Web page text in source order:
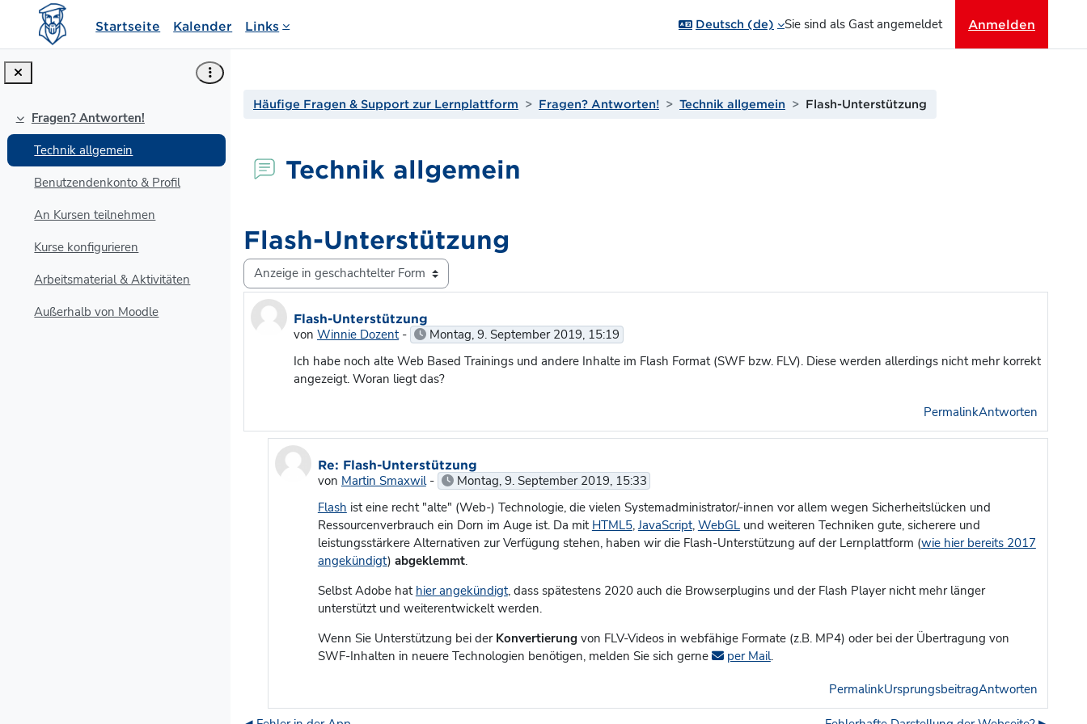
Zum Hauptinhalt
Startseite Kalender Links Deutsch ‎(de)‎ Sie sind als Gast angemeldet Anmelden
Einklappen
Fragen? Antworten!
Technik allgemein
Benutzendenkonto & Profil
An Kursen teilnehmen
Kurse konfigurieren
Arbeitsmaterial & Aktivitäten
Außerhalb von Moodle
Häufige Fragen & Support zur Lernplattform Fragen? Antworten! Technik allgemein Flash-Unterstützung
Technik allgemein
Flash-Unterstützung
Anzeigemodus
Flash-Unterstützung
von Winnie Dozent- Montag, 9. September 2019, 15:19
Ich habe noch alte Web Based Trainings und andere Inhalte im Flash Format (SWF bzw. FLV). Diese werden allerdings nicht mehr korrekt
angezeigt. Woran liegt das?
PermalinkAntworten
Re: Flash-Unterstützung
von Martin Smaxwil-
Montag, 9. September 2019, 15:33
Flash ist eine recht "alte" (Web-) Technologie, die vielen Systemadministrator/-innen vor allem wegen Sicherheitslücken und
Ressourcenverbrauch ein Dorn im Auge ist. Da mit HTML5,JavaScript, WebGLund weiteren Techniken gute, sicherere und
leistungsstärkere Alternativen zur Verfügung stehen, haben wir die Flash-Unterstützung auf der Lernplattform (wie hier bereits 2017
angekündigt) abgeklemmt.
Selbst Adobe hat hier angekündigt, dass spätestens 2020 auch die Browserplugins und der Flash Player nicht mehr länger
unterstützt und weiterentwickelt werden.
Wenn Sie Unterstützung bei der Konvertierung von FLV-Videos in webfähige Formate (z.B. MP4) oder bei der Übertragung von
SWF-Inhalten in neuere Technologien benötigen, melden Sie sich gerne
per Mail.
PermalinkUrsprungsbeitragAntworten